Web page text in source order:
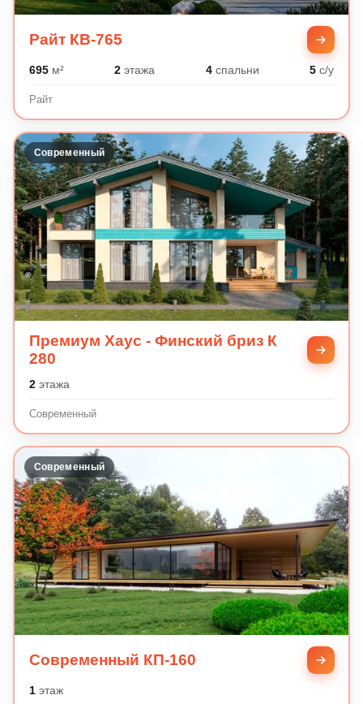
Райт КВ-765
695м² 2 этажа 4спальни 5 с/у
Райт
Современный
Премиум Хаус - Финский бриз К
280
2этажа
Современный
Современный
Современный КП-160
1этаж